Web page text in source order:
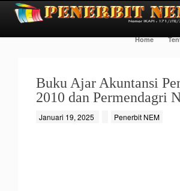
Home
Buku Ajar Akuntansi
2010 dan Permendagri
Januari 19, 2025 Penerbit NEM